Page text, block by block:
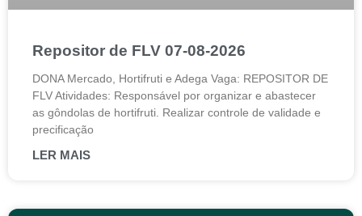
Repositor de FLV 07-08-2026
DONA Mercado, Hortifruti e Adega Vaga: REPOSITOR DE
FLV Atividades: Responsável por organizar e abastecer
as gôndolas de hortifruti. Realizar controle de validade e
precificação
LER MAIS